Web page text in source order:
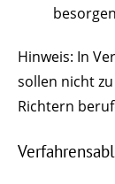
Hinweis: In
sollen nicht
Richtern